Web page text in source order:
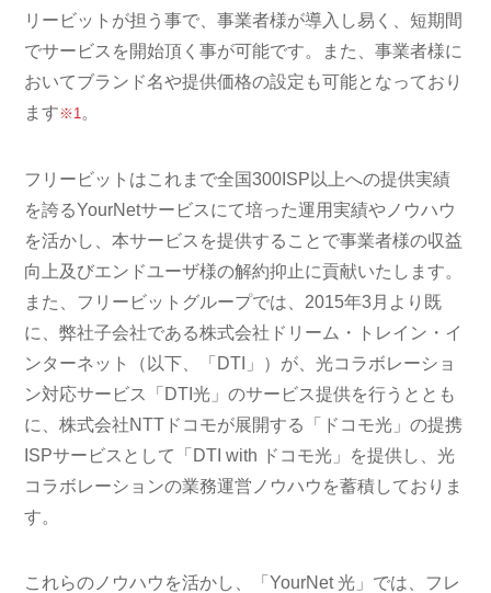
リービットが担う事で、事業者様が導入し易く、短期間
でサービスを開始頂く事が可能です。また、事業者様に
おいてブランド名や提供価格の設定も可能となっており
ます ※1。
フリービットはこれまで全国300ISP以上への提供実績
を誇るYourNetサービスにて培った運用実績やノウハウ
を活かし、本サービスを提供することで事業者様の収益
向上及びエンドユーザ様の解約抑止に貢献いたします。
また、フリービットグループでは、2015年3月より既
に、弊社子会社である株式会社ドリーム・トレイン・イ
ンターネット（以下、「DTI」）が、光コラボレーショ
ン対応サービス「DTI光」のサービス提供を行うととも
に、株式会社NTTドコモが展開する「ドコモ光」の提携
ISPサービスとして「DTI with ドコモ光」を提供し、光
コラボレーションの業務運営ノウハウを蓄積しておりま
す。
これらのノウハウを活かし、「YourNet 光」では、フレ